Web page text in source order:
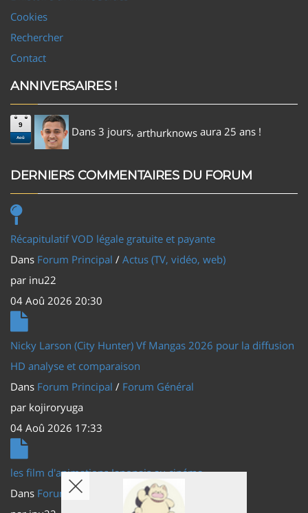
Cookies
Rechercher
Contact
ANNIVERSAIRES !
9
Aoû Dans 3 jours, arthurknows aura 25 ans !
DERNIERS COMMENTAIRES DU FORUM
Récapitulatif VOD légale gratuite et payante
Dans Forum Principal / Actus (TV, vidéo, web)
par inu22
04 Aoû 2026 20:30
Nicky Larson (City Hunter) Vf Mangas 2026 pour la diffusion
HD analyse et comparaison
Dans Forum Principal / Forum Général
par kojiroryuga
04 Aoû 2026 17:33
les film d'animations Japonais au cinéma
Dans Forum Principal
Actus (TV, vidéo, web)